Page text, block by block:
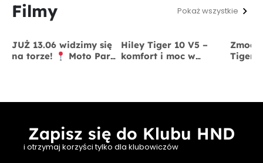
Filmy Pokaż wszystkie
JUŻ 13.06 widzimy się
na torze!
Moto Park
Hiley Tiger 10 V5 –
komfort i moc w
Tiger
Zapisz się do Klubu HND
i otrzymaj korzyści tylko dla klubowiczów